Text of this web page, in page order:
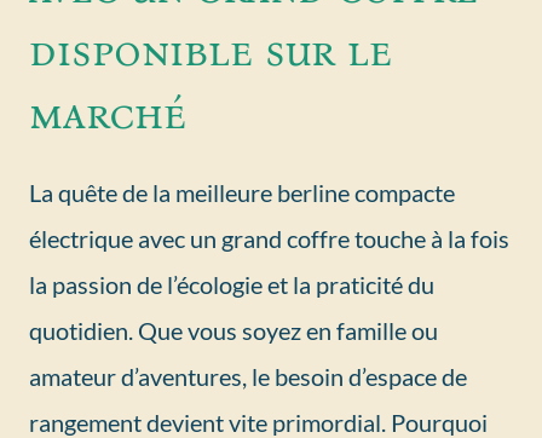
disponible sur le
marché
La quête de la meilleure berline compacte
électrique avec un grand coffre touche à la fois
la passion de l’écologie et la praticité du
quotidien. Que vous soyez en famille ou
amateur d’aventures, le besoin d’espace de
rangement devient vite primordial. Pourquoi